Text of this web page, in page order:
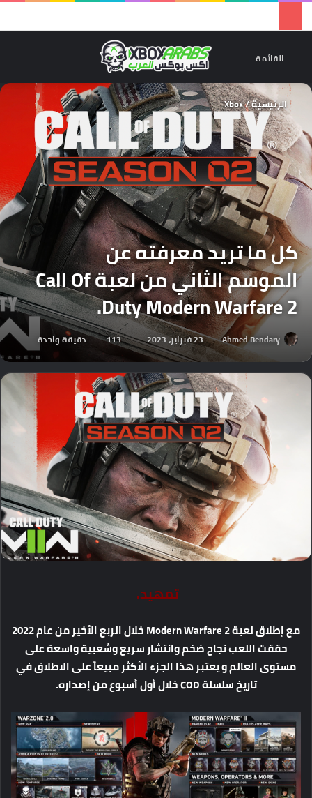
القائمة
الرئيسية/
Xbox
كل ما تريد معرفته عن
الموسم الثاني من لعبة Call Of
Duty Modern Warfare 2.
Ahmed Bendary 23 فبراير، 2023 113 دقيقة واحدة
تمهيد.
مع إطلاق لعبة Modern Warfare 2 خلال الربع الأخير من عام 2022
حققت اللعب نجاح ضخم وانتشار سريع وشعبية واسعة على
مستوى العالم و يعتبر هذا الجزء الأكثر مبيعاً على الاطلاق في
تاريخ سلسلة COD خلال أول أسبوع من إصداره.